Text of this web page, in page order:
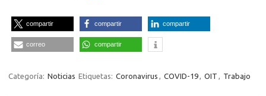
compartir compartir compartir
correo compartir
Categoría: Noticias Etiquetas: Coronavirus COVID-19 OIT Trabajo